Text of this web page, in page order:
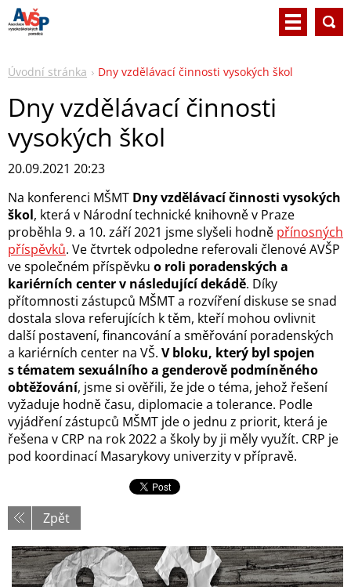
Úvodní stránka Dny vzdělávací činnosti vysokých škol
Dny vzdělávací činnosti
vysokých škol
20.09.2021 20:23
Na konferenci MŠMT Dny vzdělávací činnosti vysokých
škol, která v Národní technické knihovně v Praze
proběhla 9. a 10. září 2021 jsme slyšeli hodně přínosných
příspěvků. Ve čtvrtek odpoledne referovali členové AVŠP
ve společném příspěvku o roli poradenských a
kariérních center v následující dekádě. Díky
přítomnosti zástupců MŠMT a rozvíření diskuse se snad
dostala slova referujících k těm, kteří mohou ovlivnit
další postavení, financování a směřování poradenských
a kariérních center na VŠ. V bloku, který byl spojen
s tématem sexuálního a genderově podmíněného
obtěžování, jsme si ověřili, že jde o téma, jehož řešení
vyžaduje hodně času, diplomacie a tolerance. Podle
vyjádření zástupců MŠMT jde o jednu z priorit, která je
řešena v CRP na rok 2022 a školy by ji měly využít. CRP je
pod koordinací Masarykovy univerzity v přípravě.
Zpět